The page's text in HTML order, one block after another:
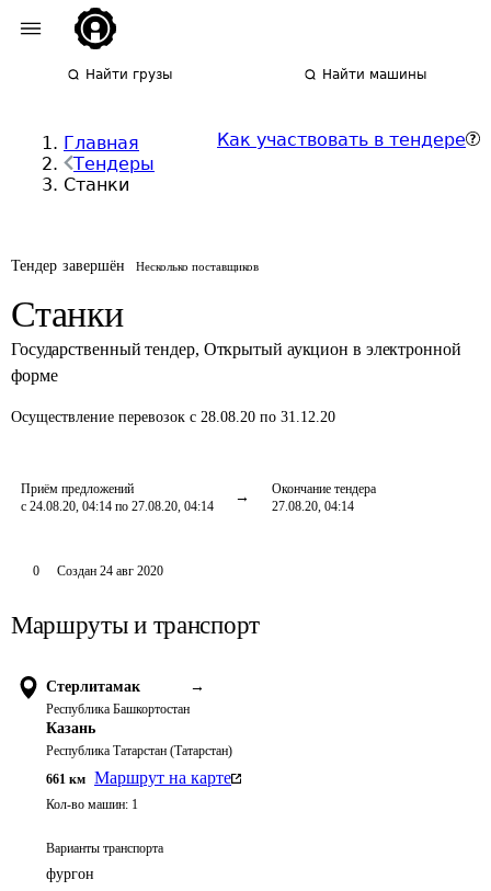
Найти грузы Найти машины
Главная
Тендеры
Станки
Как участвовать в тендере
Тендер завершён Несколько поставщиков
Станки
Государственный тендер, Открытый аукцион в электронной
форме
Осуществление перевозок с 28.08.20 по 31.12.20
Приём предложений
с 24.08.20, 04:14 по 27.08.20, 04:14
Окончание тендера
27.08.20, 04:14
0 Создан 24 авг 2020
Маршруты и транспорт
Стерлитамак →
Республика Башкортостан
Казань
Республика Татарстан (Татарстан)
661 км Маршрут на карте
Кол-во машин: 1
Варианты транспорта
фургон